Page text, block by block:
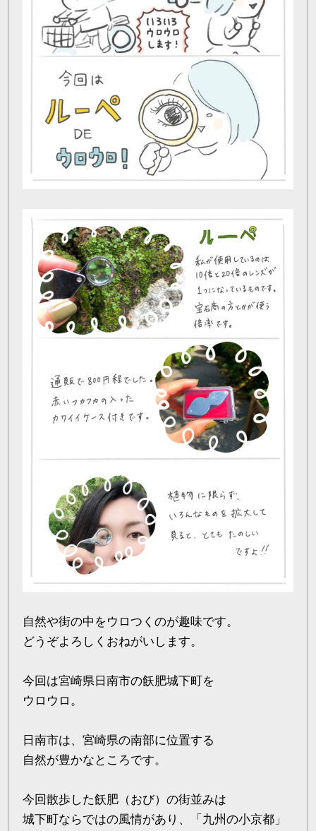
自然や街の中をウロつくのが趣味です。
どうぞよろしくおねがいします。
今回は宮崎県日南市の飫肥城下町を
ウロウロ。
日南市は、宮崎県の南部に位置する
自然が豊かなところです。
今回散歩した飫肥（おび）の街並みは
城下町ならではの風情があり、「九州の小京都」